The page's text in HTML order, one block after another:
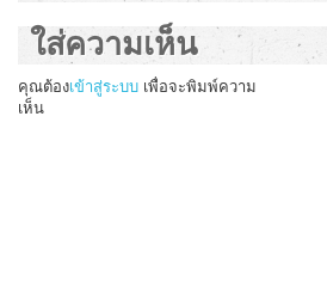
ใส่ความเห็น
คุณต้องเข้าสู่ระบบ เพื่อจะพิมพ์ความ
เห็น